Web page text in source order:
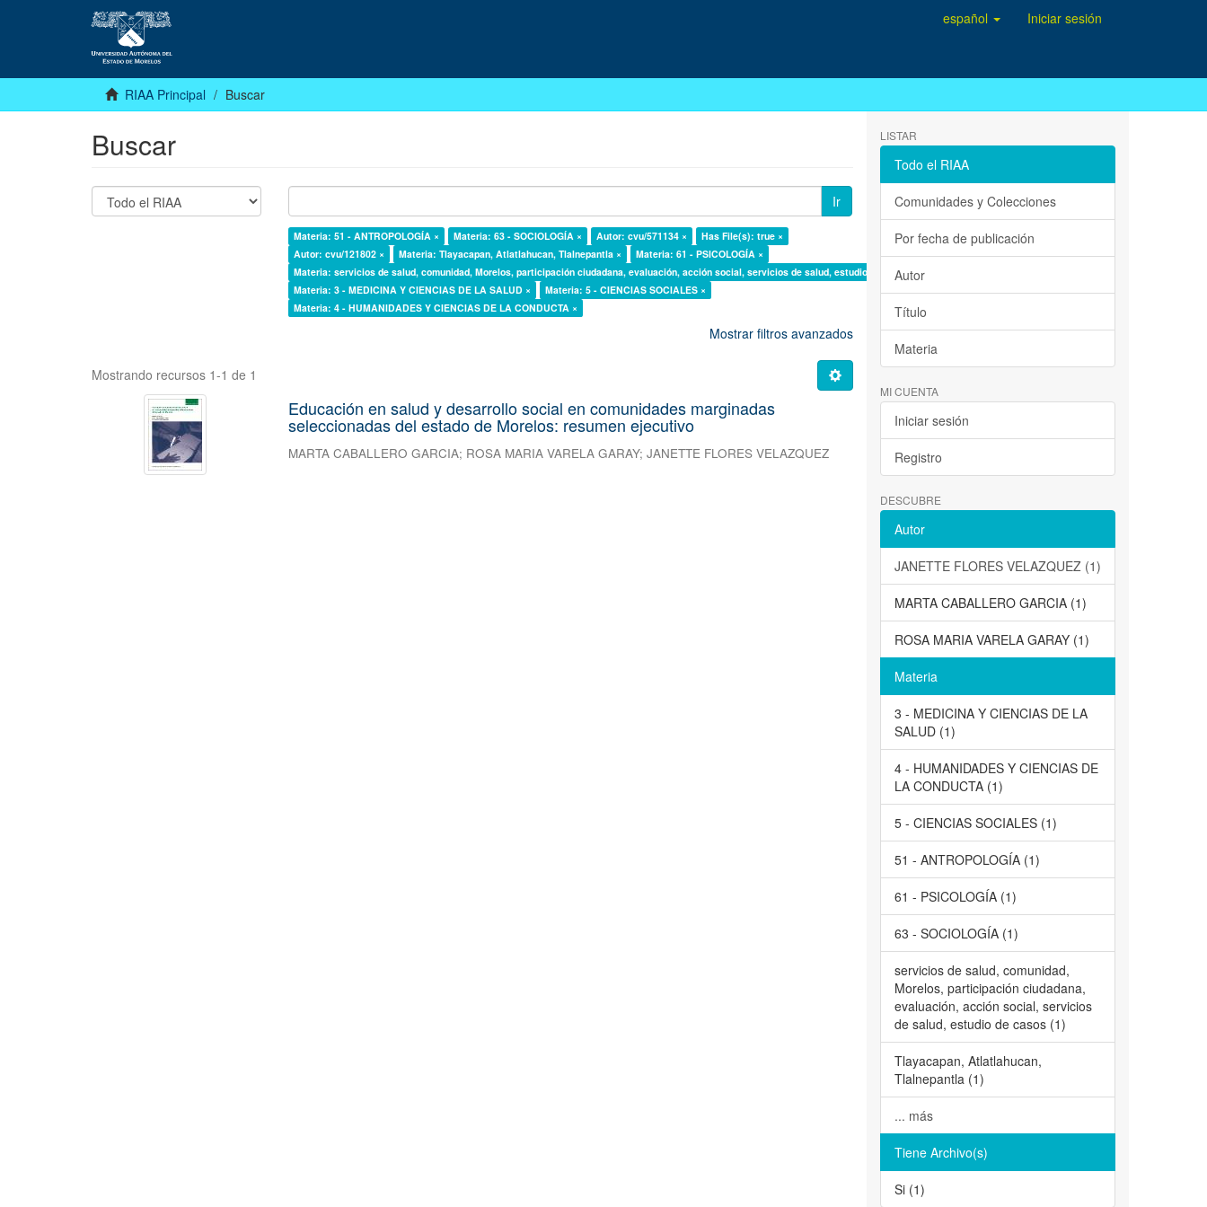
español Iniciar sesión
RIAA Principal Buscar
Buscar
Ir
Materia: 51 - ANTROPOLOGÍA × Materia: 63 - SOCIOLOGÍA × Autor: cvu/571134 ×
Has File(s): true ×
Autor: cvu/121802 ×
Materia: Tlayacapan, Atlatlahucan, Tlalnepantla ×
Materia: 61 - PSICOLOGÍA ×
Materia: servicios de salud, comunidad, Morelos, participación ciudadana, evaluación, acción social, servicios de salud, estudio de casos ×
Materia: 3 - MEDICINA Y CIENCIAS DE LA SALUD ×
Materia: 5 - CIENCIAS SOCIALES ×
Materia: 4 - HUMANIDADES Y CIENCIAS DE LA CONDUCTA ×
Mostrar filtros avanzados
Mostrando recursos 1-1 de 1
Educación en salud y desarrollo social en comunidades marginadas
seleccionadas del estado de Morelos: resumen ejecutivo
MARTA CABALLERO GARCIA; ROSA MARIA VARELA GARAY;JANETTE FLORES VELAZQUEZ
LISTAR
Todo el RIAA
Comunidades y Colecciones
Por fecha de publicación
Autor
Título
Materia
MI CUENTA
Iniciar sesión
Registro
DESCUBRE
Autor
JANETTE FLORES VELAZQUEZ (1)
MARTA CABALLERO GARCIA (1)
ROSA MARIA VARELA GARAY (1)
Materia
3 - MEDICINA Y CIENCIAS DE LA
SALUD (1)
4 - HUMANIDADES Y CIENCIAS DE
LA CONDUCTA (1)
5 - CIENCIAS SOCIALES (1)
51 - ANTROPOLOGÍA (1)
61 - PSICOLOGÍA (1)
63 - SOCIOLOGÍA (1)
servicios de salud, comunidad,
Morelos, participación ciudadana,
evaluación, acción social, servicios
de salud, estudio de casos (1)
Tlayacapan, Atlatlahucan,
Tlalnepantla (1)
... más
Tiene Archivo(s)
Si (1)